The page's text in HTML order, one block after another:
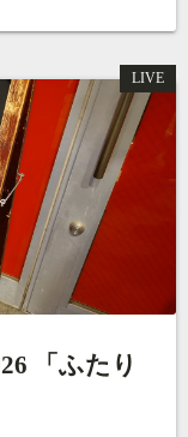
LIVE
「ふたり